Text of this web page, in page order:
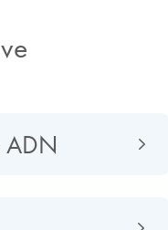
ADN